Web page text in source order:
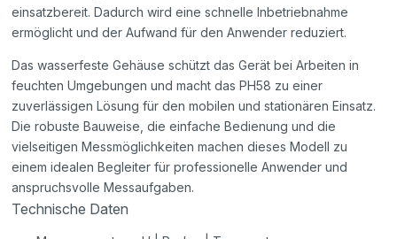
einsatzbereit. Dadurch wird eine schnelle Inbetriebnahme
ermöglicht und der Aufwand für den Anwender reduziert.
Das wasserfeste Gehäuse schützt das Gerät bei Arbeiten in
feuchten Umgebungen und macht das PH58 zu einer
zuverlässigen Lösung für den mobilen und stationären Einsatz.
Die robuste Bauweise, die einfache Bedienung und die
vielseitigen Messmöglichkeiten machen dieses Modell zu
einem idealen Begleiter für professionelle Anwender und
anspruchsvolle Messaufgaben.
Technische Daten